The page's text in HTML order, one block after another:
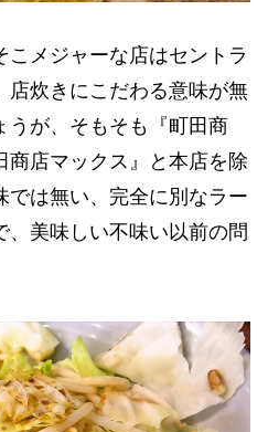
メジャーな店はセントラ
店炊きにこだわる意味が無
うが、そもそも『町田商
商店マックス』と本店を除
では無い、完全に別なラー
、美味しい不味い以前の問